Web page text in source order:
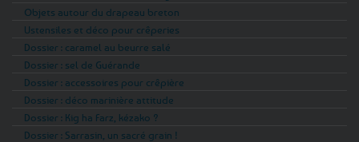
Objets autour du drapeau breton
Ustensiles et déco pour crêperies
Dossier : caramel au beurre salé
Dossier : sel de Guérande
Dossier : accessoires pour crêpière
Dossier : déco marinière attitude
Dossier : Kig ha Farz, kézako ?
Dossier : Sarrasin, un sacré grain !